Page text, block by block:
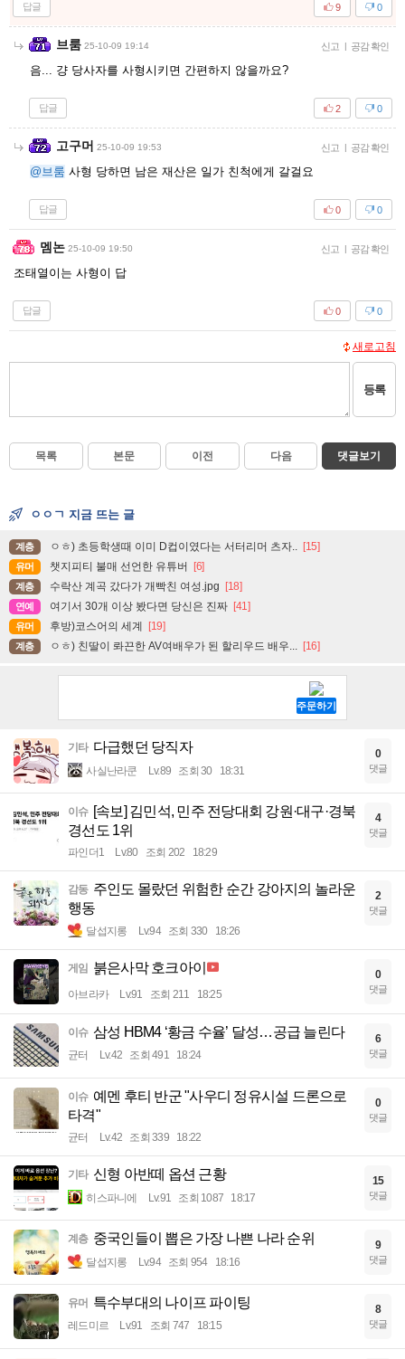
답글 0
9
브룸 25-10-09 19:14 신고 공감 확인
음... 걍 당사자를 사형시키면 간편하지 않을까요?
답글 0
2
고구머 25-10-09 19:53 신고 공감 확인
@브룸 사형 당하면 남은 재산은 일가 친척에게 갈걸요
답글 0
0
멤논 25-10-09 19:50 신고 공감 확인
조태열이는 사형이 답
답글 0
0
새로고침
등록
목록 본문 이전 다음 댓글보기
ㅇㅇㄱ 지금 뜨는 글
계층 ㅇㅎ) 초등학생때 이미 D컵이였다는 서터리머 츠자.. [15]
유머 챗지피티 불매 선언한 유튜버 [6]
계층 수락산 계곡 갔다가 개빡친 여성.jpg [18]
연예 여기서 30개 이상 봤다면 당신은 진짜 [41]
유머 후방)코스어의 세계 [19]
계층 ㅇㅎ) 친딸이 롸끈한 AV여배우가 된 할리우드 배우... [16]
기타 다급했던 당직자
사실난라쿤 Lv.89 조회 30 18:31
0
댓글
이슈 [속보] 김민석, 민주 전당대회 강원·대구·경북
경선도 1위
파인더1 Lv.80 조회 202 18:29
4
댓글
감동 주인도 몰랐던 위험한 순간 강아지의 놀라운
행동
달섭지롱 Lv.94 조회 330 18:26
2
댓글
게임 붉은사막 호크아이
아브라카 Lv.91 조회 211 18:25
0
댓글
이슈 삼성 HBM4 ‘황금 수율’ 달성…공급 늘린다
균터 Lv.42 조회 491 18:24
6
댓글
이슈 예멘 후티 반군 "사우디 정유시설 드론으로
타격"
균터 Lv.42 조회 339 18:22
0
댓글
기타 신형 아반떼 옵션 근황
히스파니에 Lv.91 조회 1087 18:17
15
댓글
계층 중국인들이 뽑은 가장 나쁜 나라 순위
달섭지롱 Lv.94 조회 954 18:16
9
댓글
유머 특수부대의 나이프 파이팅
레드미르 Lv.91 조회 747 18:15
8
댓글